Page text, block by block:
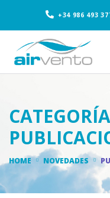
+34 986 493
HOME NOVEDADES